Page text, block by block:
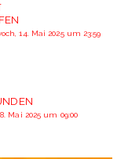
14. Mai 2025 um 23:59
Mai 2025 um 09:00